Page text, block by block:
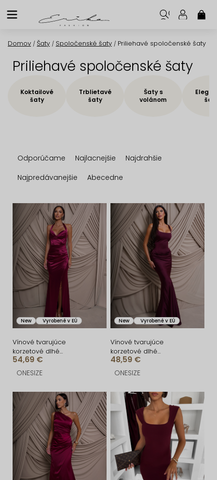
na
Domov / Šaty / Spoločenské šaty / Priliehavé spoločenské šaty
Priliehavé spoločenské šaty
Koktailové
šaty
Trblietavé
šaty
Šaty s
volánom
a
d
n
e
p
r
u
k
t
o
v
Odporúčame Najlacnejšie
Najdrahšie
Najpredávanejšie
Abecedne
V
ý
p
i
s
p
o
d
u
k
o
v
New Vyrobené v EÚ
Vínové tvarujúce
korzetové dlhé
spoločenské šaty
FRUESTA
54,69 €
ONESIZE
New Vyrobené v EÚ
Vínové tvarujúce
korzetové dlhé
spoločenské šaty
BRANFLA
48,59 €
ONESIZE